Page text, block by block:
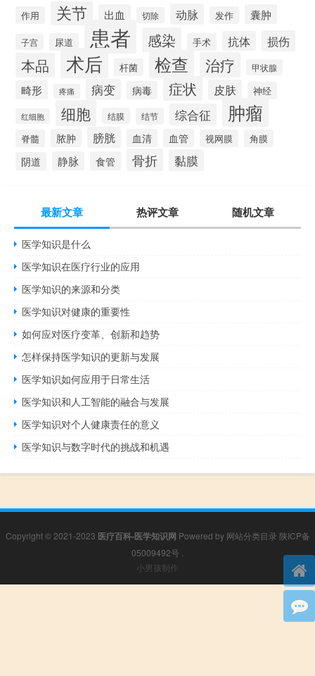
作用 关节 出血 切除 动脉 发作 囊肿
子宫 尿道 患者 感染 手术 抗体 损伤
本品 术后 杆菌 检查 治疗 甲状腺
畸形 疼痛 病变 病毒 症状 皮肤 神经
红细胞 细胞 结膜 结节 综合征 肿瘤
脊髓 脓肿 膀胱 血清 血管 视网膜 角膜
阴道 静脉 食管 骨折 黏膜
最新文章 热评文章 随机文章
医学知识是什么
医学知识在医疗行业的应用
医学知识的来源和分类
医学知识对健康的重要性
如何应对医疗变革、创新和趋势
怎样保持医学知识的更新与发展
医学知识如何应用于日常生活
医学知识和人工智能的融合与发展
医学知识对个人健康责任的意义
医学知识与数字时代的挑战和机遇
Copyright © 2021-2023 医疗百科-医学知识网 Powered by 网站分类目录 陕ICP备
05009492号
小男孩制作